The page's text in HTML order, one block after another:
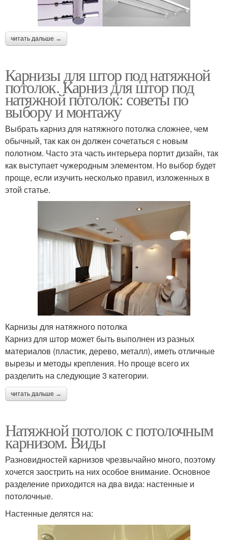
читать дальше →
Карнизы для штор под натяжной
потолок. Карниз для штор под
натяжной потолок: советы по
выбору и монтажу
Выбрать карниз для натяжного потолка сложнее, чем
обычный, так как он должен сочетаться с новым
полотном. Часто эта часть интерьера портит дизайн, так
как выступает чужеродным элементом. Но выбор будет
проще, если изучить несколько правил, изложенных в
этой статье.
Карнизы для натяжного потолка
Карниз для штор может быть выполнен из разных
материалов (пластик, дерево, металл), иметь отличные
вырезы и методы крепления. Но проще всего их
разделить на следующие 3 категории.
читать дальше →
Натяжной потолок с потолочным
карнизом. Виды
Разновидностей карнизов чрезвычайно много, поэтому
хочется заострить на них особое внимание. Основное
разделение приходится на два вида: настенные и
потолочные.
Настенные делятся на: